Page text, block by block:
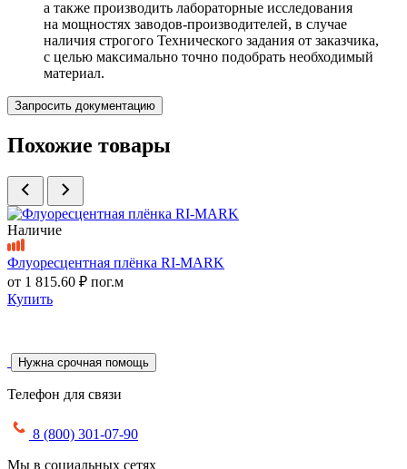
а также производить лабораторные исследования
на мощностях заводов-производителей, в случае
наличия строгого Технического задания от заказчика,
с целью максимально точно подобрать необходимый
материал.
Запросить документацию
Похожие товары
Наличие
Флуоресцентная плёнка RI-MARK
от 1 815.60 ₽ пог.м
Купить
Нужна срочная помощь
Телефон для связи
8 (800) 301-07-90
Мы в социальных сетях